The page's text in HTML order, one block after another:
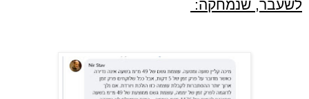
לשעבר, שנמחקה: